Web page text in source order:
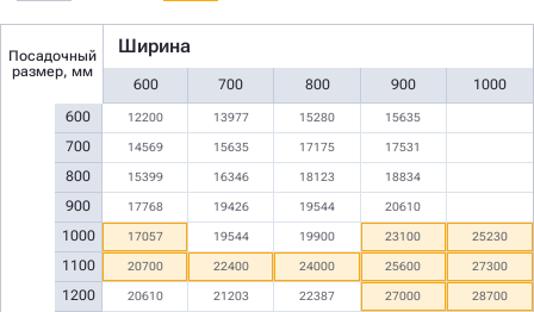
Посадочный
размер, мм
Ширина
600 700 800 900 1000
600
700
800
900
1000
1100
1200
12200 13977 15280 15635
14569 15635 17175 17531
15399 16346 18123 18834
17768 19426 19544 20610
17057 19544 19900 23100 25230
20700 22400 24000 25600 27300
20610 21203 22387 27000 28700